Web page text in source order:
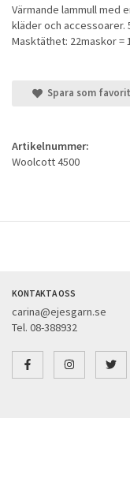
Värmande lammull med
kläder och accessoarer.
Masktäthet: 22maskor =
Spara som favorit
Artikelnummer:
Woolcott 4500
KONTAKTA OSS
carina@ejesgarn.se
Tel. 08-388932